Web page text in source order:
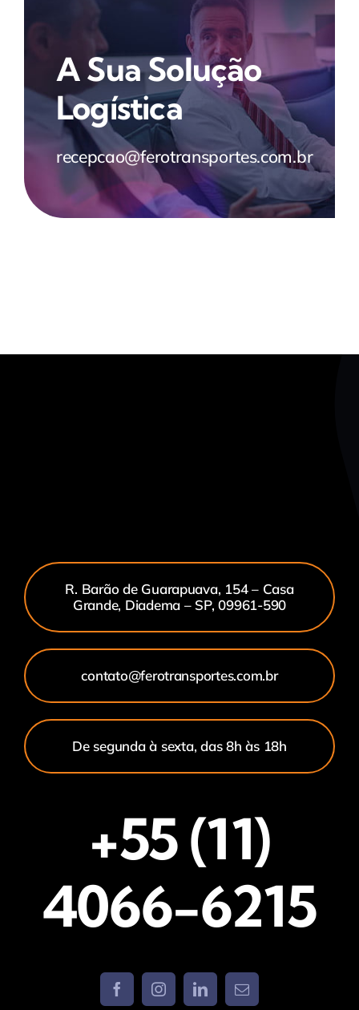
A Sua Solução
Logística
recepcao@ferotransportes.com.br
R. Barão de Guarapuava, 154 – Casa
Grande, Diadema – SP, 09961-590
contato@ferotransportes.com.br
De segunda à sexta, das 8h às 18h
+55 (11)
4066-6215